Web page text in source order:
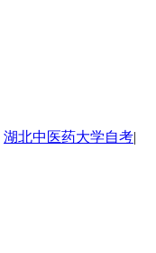
湖北中医药大学自考|